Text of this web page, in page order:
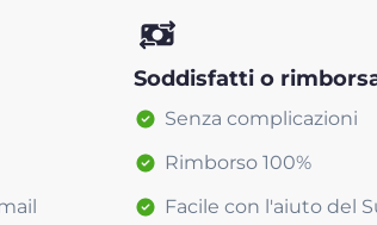
Soddisfatti o
Senza complicazioni
Rimborso 100%
Facile con l'aiuto del